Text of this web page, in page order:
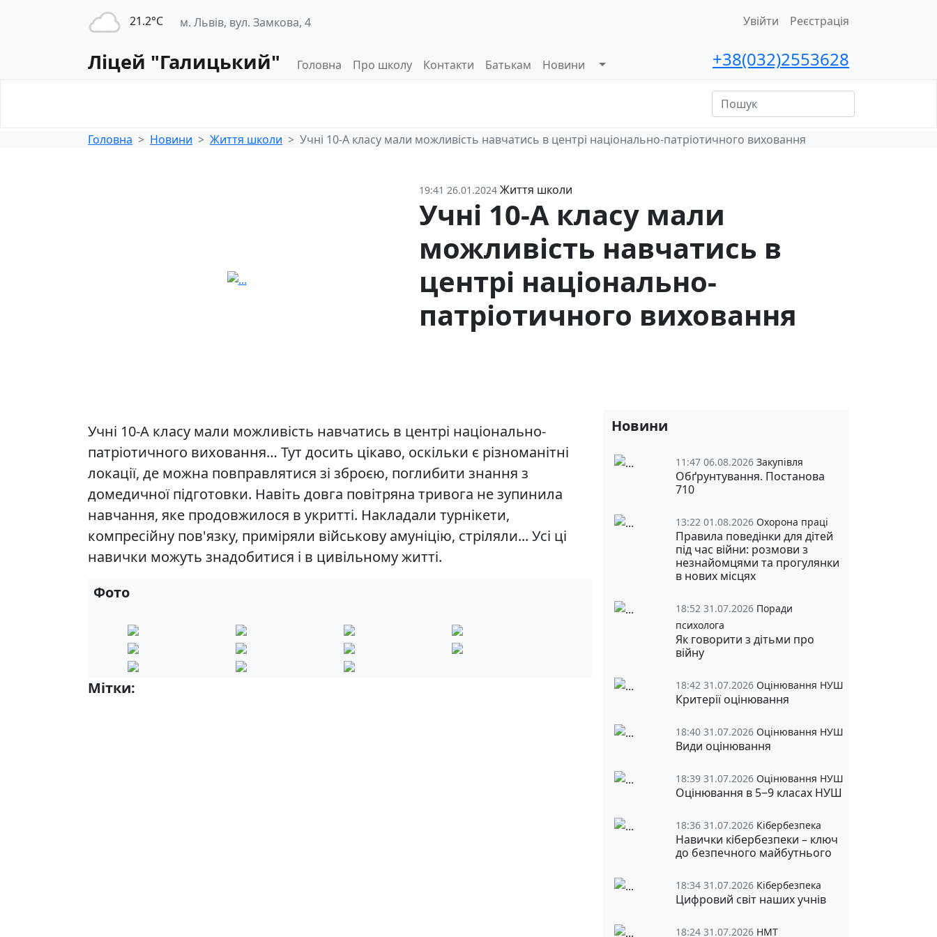
21.2°С м. Львів, вул. Замкова, 4 Увійти Реєстрація
Ліцей "Галицький" Головна Про школу Контакти Батькам Новини +38(032)2553628
Головна
Новини Життя школи Учні 10-А класу мали можливість навчатись в центрі національно-патріотичного виховання
19:41 26.01.2024 Життя школи
Учні 10-А класу мали
можливість навчатись в
центрі національно-
патріотичного виховання
Учні 10-А класу мали можливість навчатись в центрі національно-
патріотичного виховання… Тут досить цікаво, оскільки є різноманітні
локації, де можна повправлятися зі зброєю, поглибити знання з
домедичної підготовки. Навіть довга повітряна тривога не зупинила
навчання, яке продовжилося в укритті. Накладали турнікети,
компресійну пов'язку, приміряли військову амуніцію, стріляли... Усі ці
навички можуть знадобитися і в цивільному житті.
Фото
Мітки:
Новини
11:47 06.08.2026 Закупівля
Обґрунтування. Постанова
710
13:22 01.08.2026 Охорона праці
Правила поведінки для дітей
під час війни: розмови з
незнайомцями та прогулянки
в нових місцях
18:52 31.07.2026 Поради
психолога
Як говорити з дітьми про
війну
18:42 31.07.2026 Оцінювання НУШ
Критерії оцінювання
18:40 31.07.2026 Оцінювання НУШ
Види оцінювання
18:39 31.07.2026 Оцінювання НУШ
Оцінювання в 5‒9 класах НУШ
18:36 31.07.2026 Кібербезпека
Навички кібербезпеки – ключ
до безпечного майбутнього
18:34 31.07.2026 Кібербезпека
Цифровий світ наших учнів
18:24 31.07.2026 НМТ